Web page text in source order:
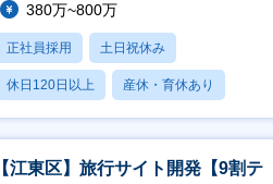
380万~800万
正社員採用 土日祝休み
休日120日以上 産休・育休あり
月残業20時間以内
【江東区】旅行サイト開発【9割テ